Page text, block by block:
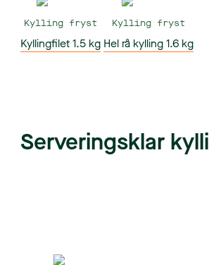
Kylling fryst
Kyllingfilet 1.5 kg
Kylling fryst
Hel rå kylling 1.6 kg
Serveringsklar